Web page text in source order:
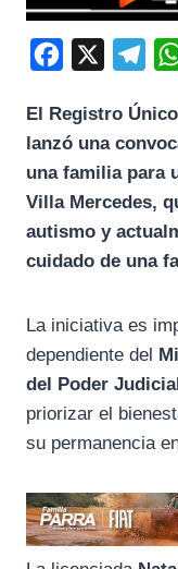
c
e
b
l
e
g
El Registro
lanzó una
una familia para
Villa Mercedes,
autismo y
cuidado de una
La iniciativa es
dependiente del
del Poder
priorizar el
su permanencia